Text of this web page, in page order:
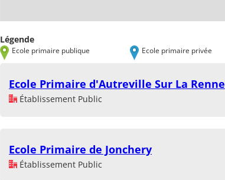
Légende
Ecole primaire publique Ecole primaire privée
Ecole Primaire d'Autreville Sur La Renne
Établissement Public
Ecole Primaire de Jonchery
Établissement Public